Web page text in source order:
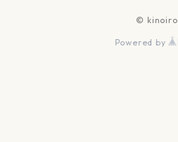
© kinoiro
Powered by